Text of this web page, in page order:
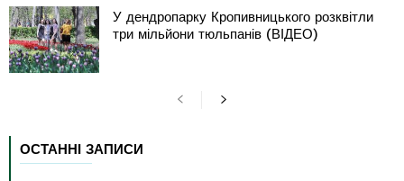
У дендропарку Кропивницького розквітли
три мільйони тюльпанів (ВІДЕО)
ОСТАННІ ЗАПИСИ